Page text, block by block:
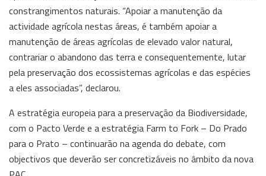
constrangimentos naturais. “Apoiar a manutenção da
actividade agrícola nestas áreas, é também apoiar a
manutenção de áreas agrícolas de elevado valor natural,
contrariar o abandono das terra e consequentemente, lutar
pela preservação dos ecossistemas agrícolas e das espécies
a eles associadas”, declarou.
A estratégia europeia para a preservação da Biodiversidade,
com o Pacto Verde e a estratégia Farm to Fork – Do Prado
para o Prato – continuarão na agenda do debate, com
objectivos que deverão ser concretizáveis no âmbito da nova